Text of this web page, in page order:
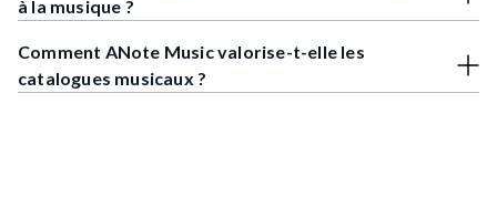
à la musique ?
Comment ANote Music valorise-t-elle les
catalogues musicaux ?